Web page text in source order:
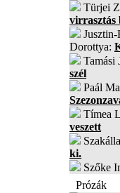
Türjei
virrasztás
Dorottya:
Tamási
szél
Paál
Tímea
veszett
ki.
Szőke
Prózák